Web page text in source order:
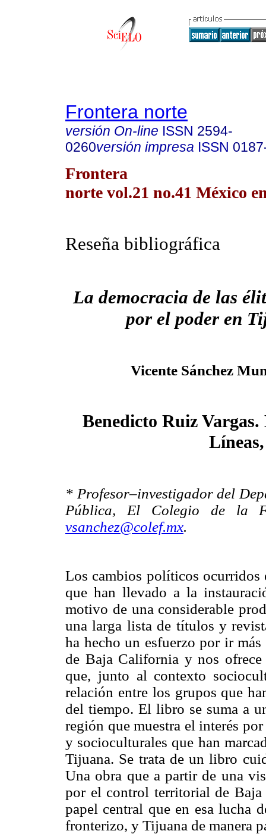
Frontera norte
versión On-line ISSN 2594-
0260versión impresa ISSN
Frontera
norte vol.21 no.41 México
Reseña bibliográfica
La democracia de las
por el poder en
Vicente Sánchez
Benedicto Ruiz
* Profesor–investigador del
Pública, El Colegio de la
vsanchez@colef.mx.
Los cambios políticos ocurridos
que han llevado a la
motivo de una considerable
una larga lista de títulos y
ha hecho un esfuerzo por ir
de Baja California y nos
que, junto al contexto
relación entre los grupos que
del tiempo. El libro se suma a
región que muestra el interés
y socioculturales que han
Tijuana. Se trata de un libro
Una obra que a partir de una
por el control territorial de
papel central que en esa lucha
fronterizo, y Tijuana de manera